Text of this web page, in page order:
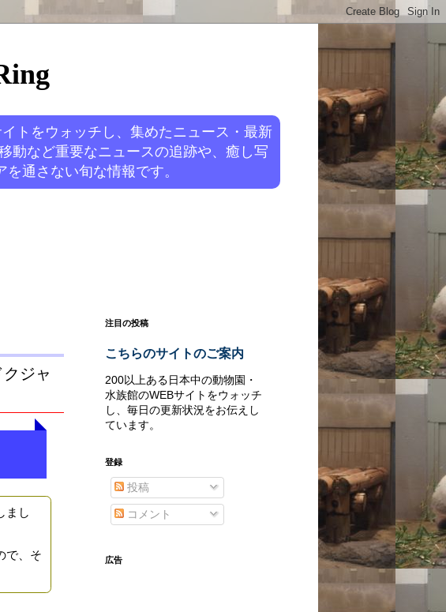
トをウォッチし、集めたニュース・最新
動など重要なニュースの追跡や、癒し写
通さない旬な情報です。
ジャ
まし
で、そ
注目の投稿
こちらのサイトのご案内
200以上ある日本中の動物園・
水族館のWEBサイトをウォッチ
し、毎日の更新状況をお伝えし
ています。
登録
投稿
コメント
広告